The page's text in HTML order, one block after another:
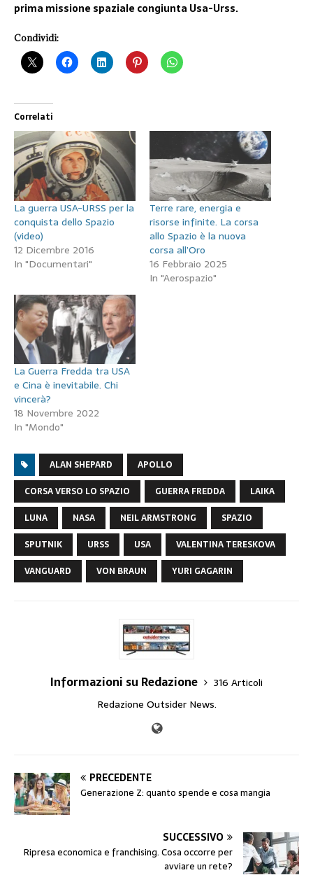
prima missione spaziale congiunta Usa-Urss.
Condividi:
Correlati
La guerra USA-URSS per la
conquista dello Spazio
(video)
12 Dicembre 2016
In "Documentari"
Terre rare, energia e
risorse infinite. La corsa
allo Spazio è la nuova
corsa all’Oro
16 Febbraio 2025
In "Aerospazio"
La Guerra Fredda tra USA
e Cina è inevitabile. Chi
vincerà?
18 Novembre 2022
In "Mondo"
ALAN SHEPARD
APOLLO
CORSA VERSO LO SPAZIO
GUERRA FREDDA
LAIKA
LUNA
NASA NEIL ARMSTRONG
SPAZIO
SPUTNIK
URSS USA
VALENTINA TERESKOVA
VANGUARD
VON BRAUN YURI GAGARIN
Informazioni su Redazione
316 Articoli
Redazione Outsider News.
PRECEDENTE
Generazione Z: quanto spende e cosa mangia
SUCCESSIVO
Ripresa economica e franchising. Cosa occorre per
avviare un rete?